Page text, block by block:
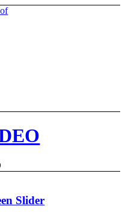
Slider